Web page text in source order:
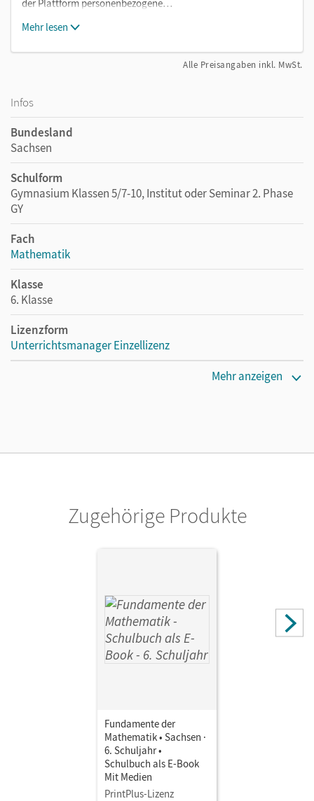
der Plattform personenbezogene…
Mehr lesen
Alle Preisangaben inkl. MwSt.
Infos
Bundesland
Sachsen
Schulform
Gymnasium Klassen 5/7-10, Institut oder Seminar 2. Phase
GY
Fach
Mathematik
Klasse
6. Klasse
Lizenzform
Unterrichtsmanager Einzellizenz
Unterrichtsmanagers solange das Lehrwerk erhältlich ist.
Mehr anzeigen
Zugehörige Produkte
Fundamente der
Mathematik • Sachsen ·
6. Schuljahr •
Schulbuch als E-Book
Mit Medien
PrintPlus-Lizenz